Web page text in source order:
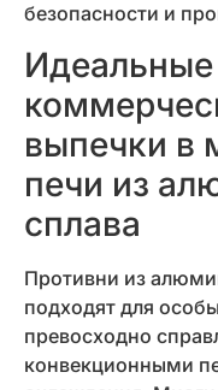
безопасности и
выпечки в
печи из
сплава
Противни из
подходят для
превосходно
конвекционными